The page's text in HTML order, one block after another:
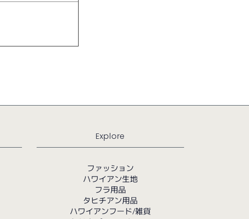
Explore
ファッション
ハワイアン生地
フラ用品
タヒチアン用品
ハワイアンフード/雑貨